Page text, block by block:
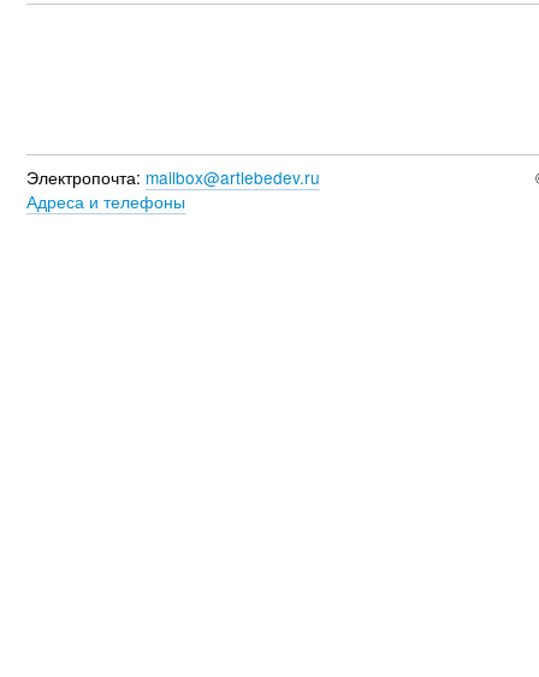
Электропочта: mailbox@artlebedev.ru
Адреса и телефоны